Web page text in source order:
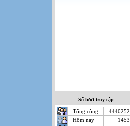
Số lượt truy cập
Tổng cộng
4440252
Hôm nay
1453